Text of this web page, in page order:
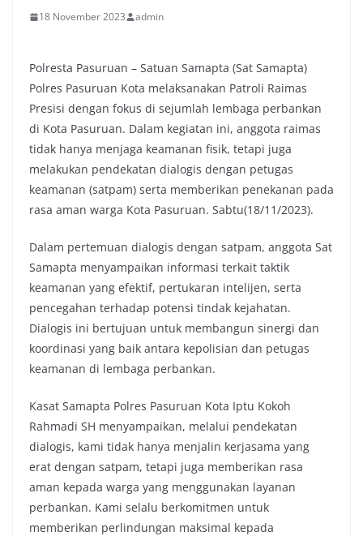
18 November 2023 admin
Polresta Pasuruan – Satuan Samapta (Sat Samapta)
Polres Pasuruan Kota melaksanakan Patroli Raimas
Presisi dengan fokus di sejumlah lembaga perbankan
di Kota Pasuruan. Dalam kegiatan ini, anggota raimas
tidak hanya menjaga keamanan fisik, tetapi juga
melakukan pendekatan dialogis dengan petugas
keamanan (satpam) serta memberikan penekanan pada
rasa aman warga Kota Pasuruan. Sabtu(18/11/2023).
Dalam pertemuan dialogis dengan satpam, anggota Sat
Samapta menyampaikan informasi terkait taktik
keamanan yang efektif, pertukaran intelijen, serta
pencegahan terhadap potensi tindak kejahatan.
Dialogis ini bertujuan untuk membangun sinergi dan
koordinasi yang baik antara kepolisian dan petugas
keamanan di lembaga perbankan.
Kasat Samapta Polres Pasuruan Kota Iptu Kokoh
Rahmadi SH menyampaikan, melalui pendekatan
dialogis, kami tidak hanya menjalin kerjasama yang
erat dengan satpam, tetapi juga memberikan rasa
aman kepada warga yang menggunakan layanan
perbankan. Kami selalu berkomitmen untuk
memberikan perlindungan maksimal kepada